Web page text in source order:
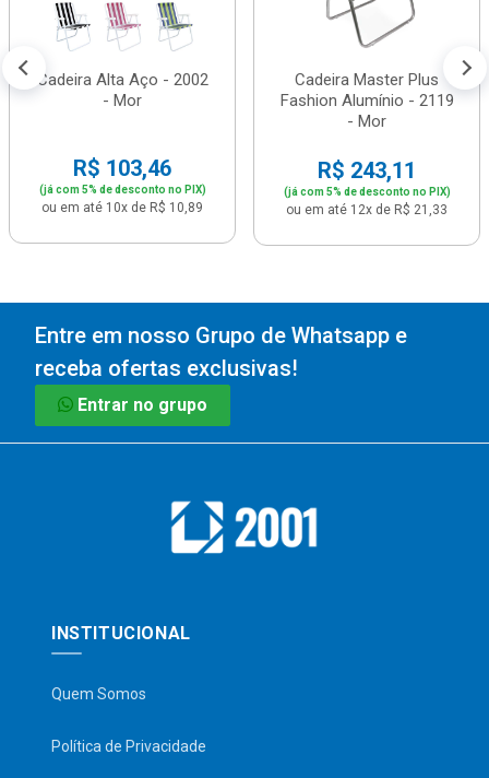
Cadeira Alta Aço - 2002
- Mor
R$ 103,46
(já com 5% de desconto no PIX)
ou em até 10x de R$ 10,89
Cadeira Master Plus
Fashion Alumínio - 2119
- Mor
R$ 243,11
(já com 5% de desconto no PIX)
ou em até 12x de R$ 21,33
Entre em nosso Grupo de Whatsapp e
receba ofertas exclusivas!
Entrar no grupo
INSTITUCIONAL
Quem Somos
Política de Privacidade